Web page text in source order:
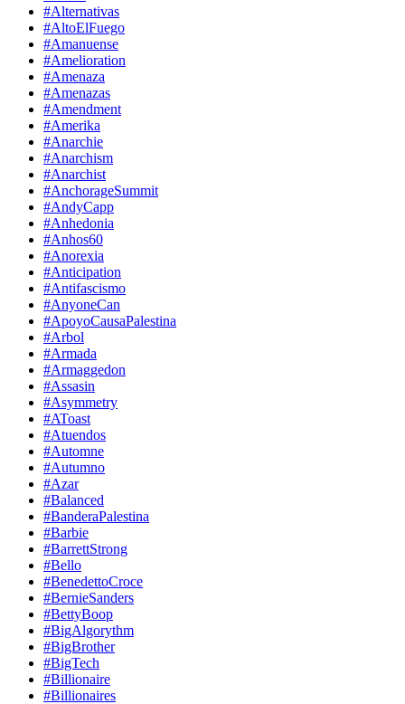
#Alternativas
#AltoElFuego
#Amanuense
#Amelioration
#Amenaza
#Amenazas
#Amendment
#Amerika
#Anarchie
#Anarchism
#Anarchist
#AnchorageSummit
#AndyCapp
#Anhedonia
#Anhos60
#Anorexia
#Anticipation
#Antifascismo
#AnyoneCan
#ApoyoCausaPalestina
#Arbol
#Armada
#Armaggedon
#Assasin
#Asymmetry
#AToast
#Atuendos
#Automne
#Autumno
#Azar
#Balanced
#BanderaPalestina
#Barbie
#BarrettStrong
#Bello
#BenedettoCroce
#BernieSanders
#BettyBoop
#BigAlgorythm
#BigBrother
#BigTech
#Billionaire
#Billionaires